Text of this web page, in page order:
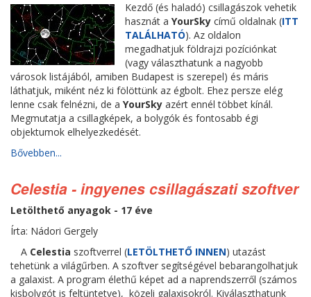
Kezdő (és haladó) csillagászok vehetik
hasznát a YourSky című oldalnak (ITT
TALÁLHATÓ). Az oldalon
megadhatjuk földrajzi pozíciónkat
(vagy választhatunk a nagyobb
városok listájából, amiben Budapest is szerepel) és máris
láthatjuk, miként néz ki fölöttünk az égbolt. Ehez persze elég
lenne csak felnézni, de a YourSky azért ennél többet kínál.
Megmutatja a csillagképek, a bolygók és fontosabb égi
objektumok elhelyezkedését.
Bővebben...
Celestia - ingyenes csillagászati szoftver
Letölthető anyagok - 17 éve
Írta: Nádori Gergely
A Celestia szoftverrel (LETÖLTHETŐ INNEN) utazást
tehetünk a világűrben. A szoftver segítségével bebarangolhatjuk
a galaxist. A program élethű képet ad a naprendszerről (számos
kisbolygót is feltüntetve), közeli galaxisokról. Kiválaszthatunk